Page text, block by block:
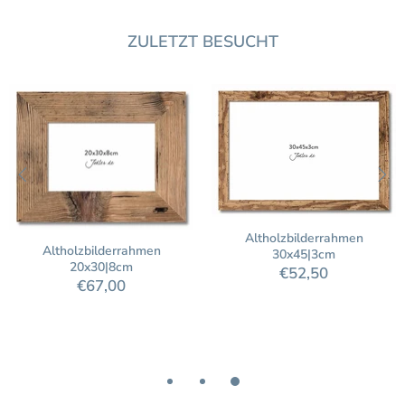
ZULETZT BESUCHT
Altholzbilderrahmen
20x30|8cm
€67,00
Altholzbilderrahmen
30x45|3cm
€52,50